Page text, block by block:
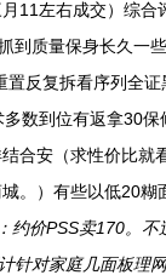
11左右成交）综合
到质量保身长久一
置反复拆看序列全
数到位有返拿30
合安（求性价比就
。）有些以低20糊
约价PSS卖170。
针对家庭几面板理网